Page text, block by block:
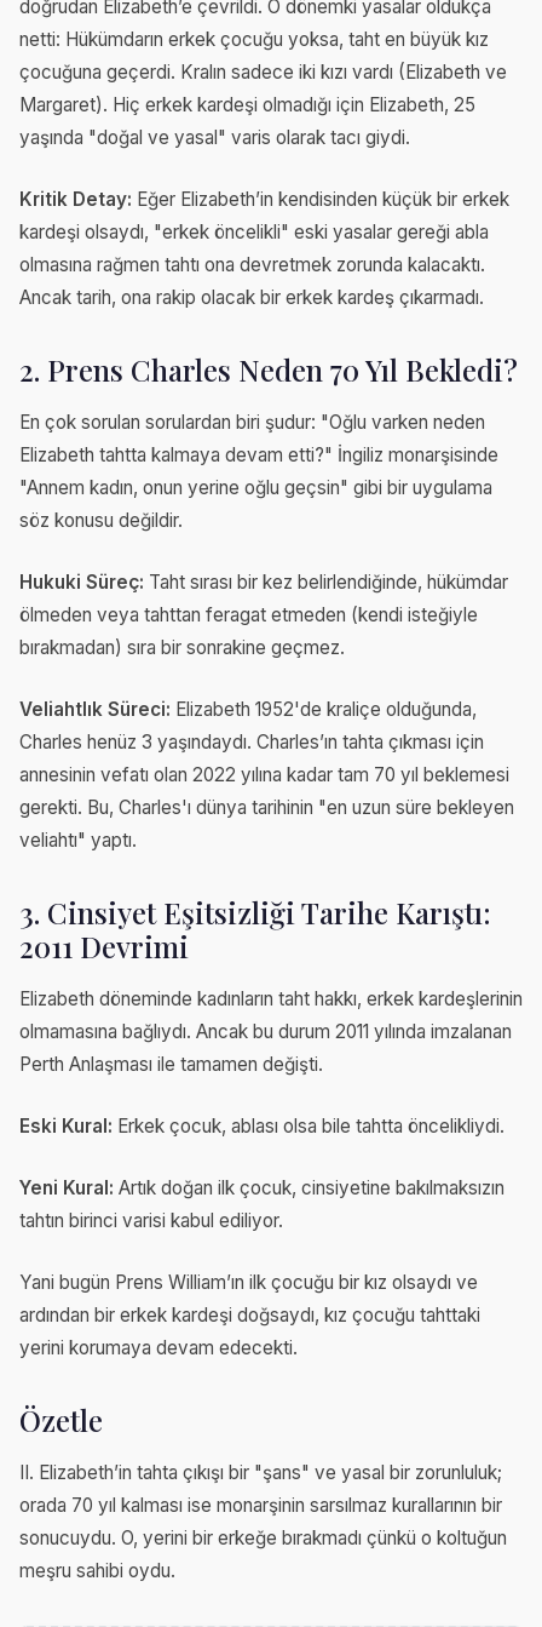
doğrudan Elizabeth’e çevrildi. O dönemki yasalar oldukça
netti: Hükümdarın erkek çocuğu yoksa, taht en büyük kız
çocuğuna geçerdi. Kralın sadece iki kızı vardı (Elizabeth ve
Margaret). Hiç erkek kardeşi olmadığı için Elizabeth, 25
yaşında "doğal ve yasal" varis olarak tacı giydi.
Kritik Detay: Eğer Elizabeth’in kendisinden küçük bir erkek
kardeşi olsaydı, "erkek öncelikli" eski yasalar gereği abla
olmasına rağmen tahtı ona devretmek zorunda kalacaktı.
Ancak tarih, ona rakip olacak bir erkek kardeş çıkarmadı.
2. Prens Charles Neden 70 Yıl Bekledi?
En çok sorulan sorulardan biri şudur: "Oğlu varken neden
Elizabeth tahtta kalmaya devam etti?" İngiliz monarşisinde
"Annem kadın, onun yerine oğlu geçsin" gibi bir uygulama
söz konusu değildir.
Hukuki Süreç: Taht sırası bir kez belirlendiğinde, hükümdar
ölmeden veya tahttan feragat etmeden (kendi isteğiyle
bırakmadan) sıra bir sonrakine geçmez.
Veliahtlık Süreci: Elizabeth 1952'de kraliçe olduğunda,
Charles henüz 3 yaşındaydı. Charles’ın tahta çıkması için
annesinin vefatı olan 2022 yılına kadar tam 70 yıl beklemesi
gerekti. Bu, Charles'ı dünya tarihinin "en uzun süre bekleyen
veliahtı" yaptı.
3. Cinsiyet Eşitsizliği Tarihe Karıştı:
2011 Devrimi
Elizabeth döneminde kadınların taht hakkı, erkek kardeşlerinin
olmamasına bağlıydı. Ancak bu durum 2011 yılında imzalanan
Perth Anlaşması ile tamamen değişti.
Eski Kural: Erkek çocuk, ablası olsa bile tahtta öncelikliydi.
Yeni Kural: Artık doğan ilk çocuk, cinsiyetine bakılmaksızın
tahtın birinci varisi kabul ediliyor.
Yani bugün Prens William’ın ilk çocuğu bir kız olsaydı ve
ardından bir erkek kardeşi doğsaydı, kız çocuğu tahttaki
yerini korumaya devam edecekti.
Özetle
II. Elizabeth’in tahta çıkışı bir "şans" ve yasal bir zorunluluk;
orada 70 yıl kalması ise monarşinin sarsılmaz kurallarının bir
sonucuydu. O, yerini bir erkeğe bırakmadı çünkü o koltuğun
meşru sahibi oydu.